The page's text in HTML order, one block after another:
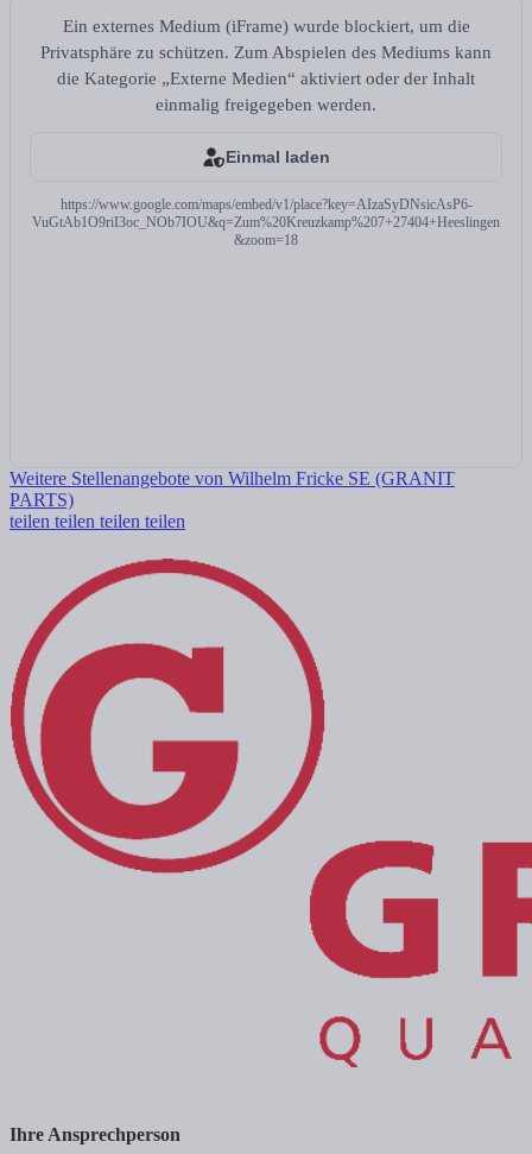
Ein externes Medium (iFrame) wurde blockiert, um die
Privatsphäre zu schützen. Zum Abspielen des Mediums kann
die Kategorie „Externe Medien“ aktiviert oder der Inhalt
einmalig freigegeben werden.
Einmal laden
https://www.google.com/maps/embed/v1/place?key=AIzaSyDNsicAsP6-
VuGtAb1O9riI3oc_NOb7IOU&q=Zum%20Kreuzkamp%207+27404+Heeslingen
&zoom=18
Weitere Stellenangebote von Wilhelm Fricke SE (GRANIT
PARTS)
teilen teilen teilen teilen
Ihre Ansprechperson